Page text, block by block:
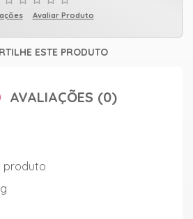
Avaliar Produto
ESTE PRODUTO
AVALIAÇÕES (0)
produto